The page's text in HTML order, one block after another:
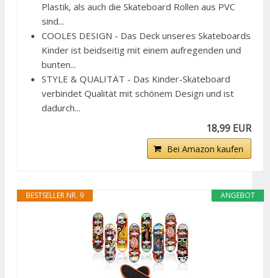
Plastik, als auch die Skateboard Rollen aus PVC
sind...
COOLES DESIGN - Das Deck unseres Skateboards
Kinder ist beidseitig mit einem aufregenden und
bunten...
STYLE & QUALITÄT - Das Kinder-Skateboard
verbindet Qualität mit schönem Design und ist
dadurch...
18,99 EUR
Bei Amazon kaufen
ANGEBOT
BESTSELLER NR. 9